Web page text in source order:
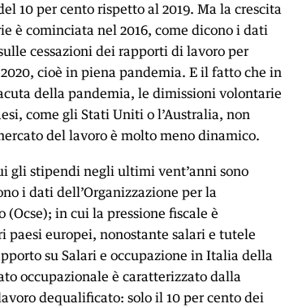
10 per cento rispetto al 2019. Ma la crescita
è cominciata nel 2016, come dicono i dati
cessazioni dei rapporti di lavoro per
cioè in piena pandemia. E il fatto che in
della pandemia, le dimissioni volontarie
come gli Stati Uniti o l’Australia, non
del lavoro è molto meno dinamico.
gli stipendi negli ultimi vent’anni sono
i dati dell’Organizzazione per la
in cui la pressione fiscale è
europei, nonostante salari e tutele
su Salari e occupazione in Italia della
occupazionale è caratterizzato dalla
dequalificato: solo il 10 per cento dei